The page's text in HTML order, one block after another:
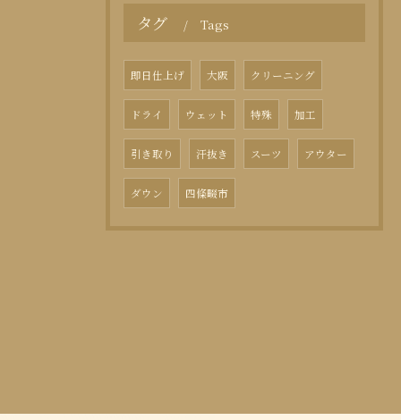
タグ Tags
即日仕上げ 大阪 クリーニング
ドライ ウェット 特殊 加工
引き取り 汗抜き スーツ アウター
ダウン 四條畷市